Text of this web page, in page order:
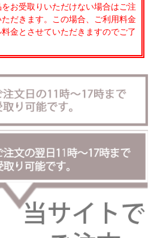
お受取りいただけない場合はご注
だきます。この場合、ご利用料金
金とさせていただきますのでご了